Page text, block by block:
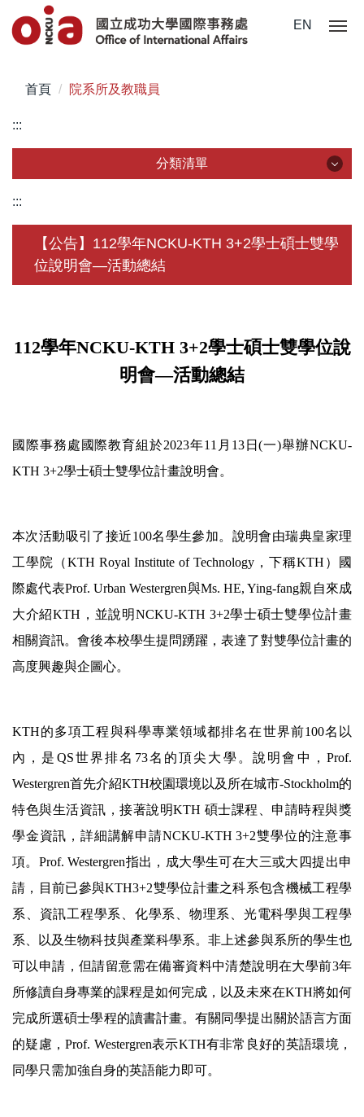
到
區
EN
首頁 院系所及教職員
:::
分類清單
關於我們
未來學生
在校須知
:::
【公告】112學年NCKU-KTH 3+2學士碩士雙學
位說明會—活動總結
112學年NCKU-KTH 3+2學士碩士雙學位說
明會—活動總結
國際事務處國際教育組於2023年11 月 13日(一)舉辦NCKU-
KTH 3+2學士碩士雙學位計畫說明會。
本次活動吸引了接近100名學生參加。說明會由瑞典皇家理
工學院（KTH Royal Institute of Technology ，下稱KTH ）國
際處代表Prof. Urban Westergren與Ms. HE, Ying-fang親自來成
大介紹KTH ，並說明NCKU-KTH 3+2學士碩士雙學位計畫
相關資訊。會後本校學生提問踴躍，表達了對雙學位計畫的
高度興趣與企圖心。
KTH的多項工程與科學專業領域都排名在世界前100名以
內，是 QS世界排名 73名的頂尖大學。說明會中，Prof.
Westergren首先介紹KTH校園環境以及所在城市-Stockholm的
特色與生活資訊，接著說明KTH 碩士課程、申請時程與獎
學金資訊，詳細講解申請NCKU-KTH 3+2雙學位的注意事
項。 Prof. Westergren指出，成大學生可在大三或大四提出申
請，目前已參與KTH3+2雙學位計畫之科系包含機械工程學
系、資訊工程學系、化學系、物理系、光電科學與工程學
系、以及生物科技與產業科學系。非上述參與系所的學生也
可以申請，但請留意需在備審資料中清楚說明在大學前3年
所修讀自身專業的課程是如何完成，以及未來在KTH將如何
完成所選碩士學程的讀書計畫。有關同學提出關於語言方面
的疑慮，Prof. Westergren表示KTH有非常良好的英語環境，
同學只需加強自身的英語能力即可。